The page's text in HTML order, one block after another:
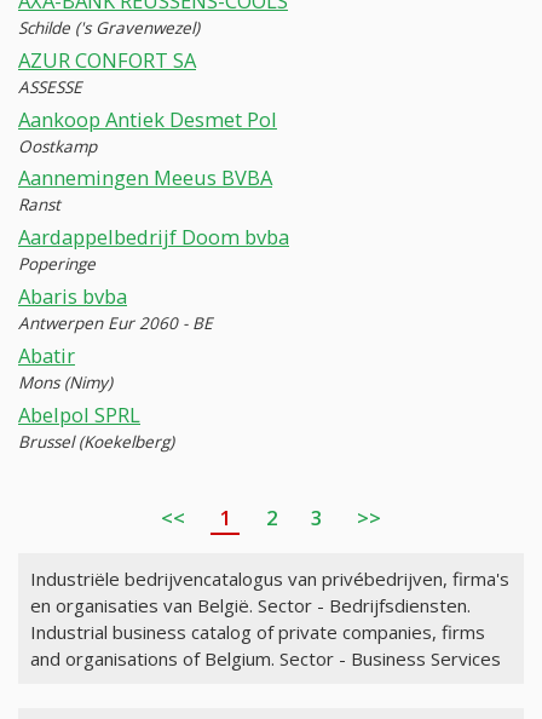
Schilde ('s Gravenwezel)
AZUR CONFORT SA
ASSESSE
Aankoop Antiek Desmet Pol
Oostkamp
Aannemingen Meeus BVBA
Ranst
Aardappelbedrijf Doom bvba
Poperinge
Abaris bvba
Antwerpen Eur 2060 - BE
Abatir
Mons (Nimy)
Abelpol SPRL
Brussel (Koekelberg)
<< 1 2 3 >>
Industriële bedrijvencatalogus van privébedrijven, firma's
en organisaties van België. Sector - Bedrijfsdiensten.
Industrial business catalog of private companies, firms
and organisations of Belgium. Sector - Business Services